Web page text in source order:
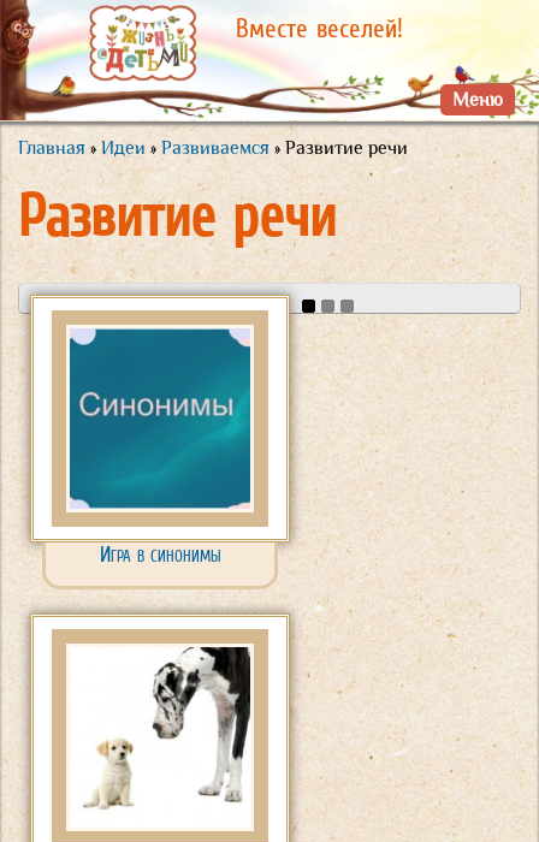
Перейти к
основному
содержанию
Вместе веселей!
Меню
Вы здесь
Главная » Идеи »Развиваемся » Развитие речи
Развитие речи
Игра в синонимы